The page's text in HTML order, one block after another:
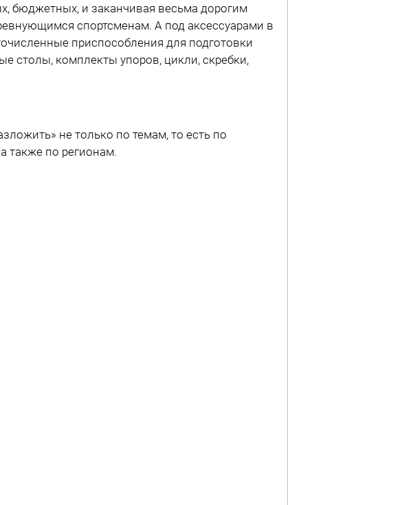
бюджетных, и заканчивая весьма дорогим
спортсменам. А под аксессуарами в
приспособления для подготовки
столы, комплекты упоров, цикли, скребки,
не только по темам, то есть по
также по регионам.